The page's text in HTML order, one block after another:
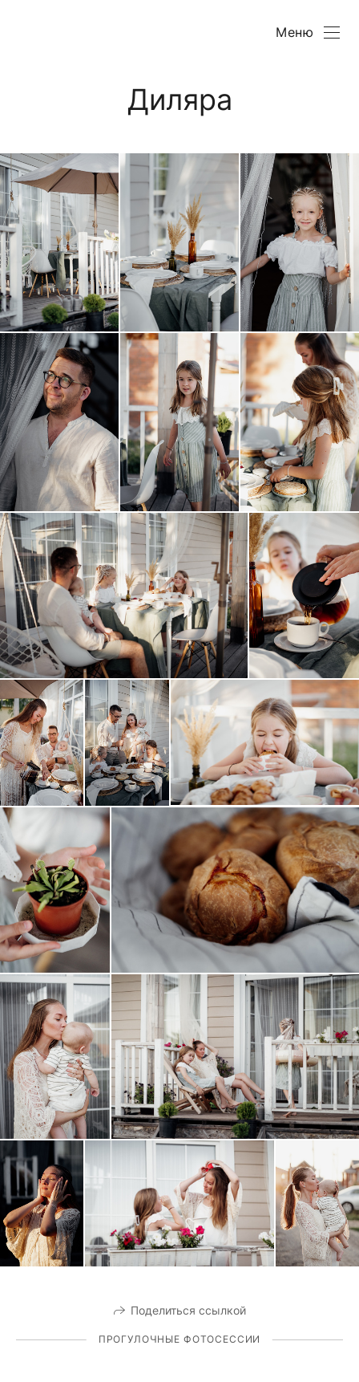
Меню
Диляра
Поделиться ссылкой
ПРОГУЛОЧНЫЕ ФОТОСЕССИИ